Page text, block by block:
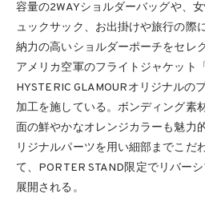
容量の2WAYショルダーバッグや、
ュックサック、お出掛けや旅行の際
納力の高いショルダーポーチをセレク
アメリカ空軍のフライトジャケット
HYSTERIC GLAMOURオリジナルの
加工を施している。ボンディング素
面の鮮やかなオレンジカラーも魅力
リジナルパーツを用い細部までこだ
て、PORTER STAND限定でリバー
展開される。